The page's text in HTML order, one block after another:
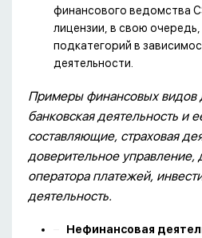
финансового ведомства
лицензии, в свою
подкатегорий в
деятельности.
Примеры финансовых видов
банковская деятельность и
составляющие, страховая
доверительное управление,
оператора платежей,
деятельность.
Нефинансовая